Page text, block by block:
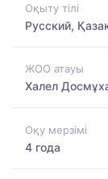
Оқыту тілі
Русский,
ЖОО атауы
Халел
Оқу мерзімі
4 года